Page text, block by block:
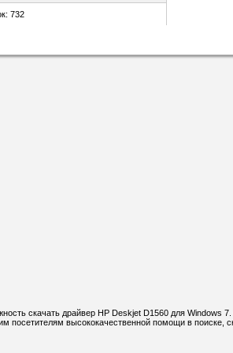
732
скачать драйвер HP Deskjet D1560 для Windows
посетителям высококачественной помощи в поиске,